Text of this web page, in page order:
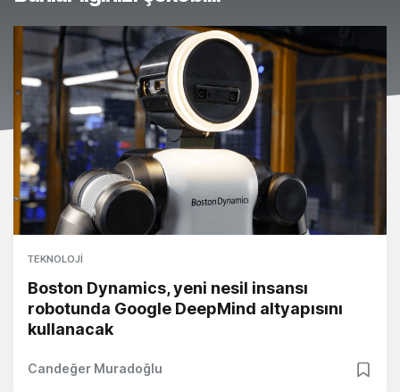
TEKNOLOJI
Boston Dynamics, yeni nesil insansı
robotunda Google DeepMind altyapısını
kullanacak
Candeğer Muradoğlu